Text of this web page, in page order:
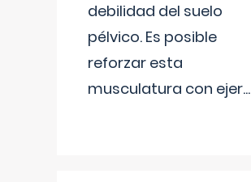
debilidad del suelo
pélvico. Es posible
reforzar esta
musculatura con ejer...